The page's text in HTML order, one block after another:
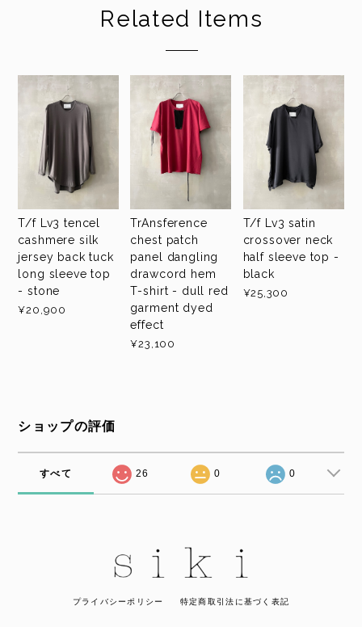
Related Items
T/f Lv3 tencel
cashmere silk
jersey back tuck
long sleeve top
- stone
¥20,900
TrAnsference
chest patch
panel dangling
drawcord hem
T-shirt - dull red
garment dyed
effect
¥23,100
T/f Lv3 satin
crossover neck
half sleeve top -
black
¥25,300
ショップの評価
すべて 26 0 0
プライバシーポリシー 特定商取引法に基づく表記